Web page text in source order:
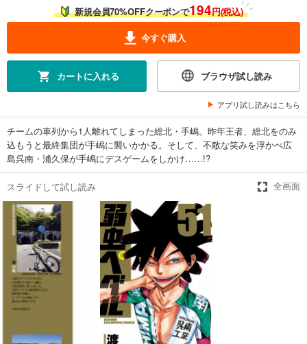
新規会員70%OFFクーポンで194円(税込)
今すぐ購入
カートに入れる ブラウザ試し読み
アプリ試し読みはこちら
チームの車列から1人離れてしまった総北・手嶋。昨年王者、総北をのみ
込もうと最終集団が手嶋に襲いかかる。そして、不敵な笑みを浮かべ広
島呉南・浦久保が手嶋にデスゲームをしかけ……!?
スライドして試し読み 全画面
あらすじを表示する
弱虫ペダル 45
649円 (税込)
カート
弱虫ペダル 46
649円 (税込)
試し読み
あらすじを表示する
弱虫ペダル 47
円 (税込)
あらすじを表示する
弱虫ペダル 48